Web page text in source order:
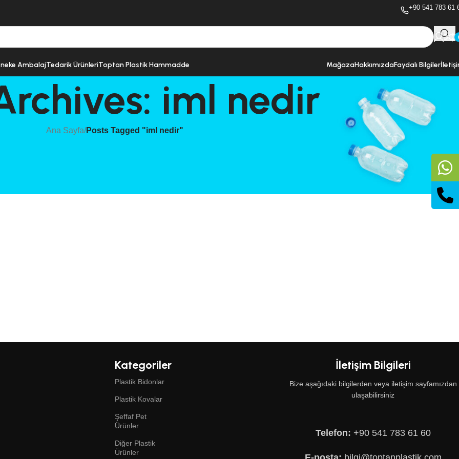
+90 541 783 61
AmbalajTedarik ÜrünleriToptan Plastik Hammadde MağazaHakkımızdaFaydalı Bilgiler
iml nedir
Ana Sayfa/Posts Tagged "iml nedir"
Kategoriler
Plastik Bidonlar
Plastik Kovalar
Şeffaf Pet
Ürünler
Diğer Plastik
Ürünler
İletişim Bilgileri
Bize aşağıdaki bilgilerden veya iletişim sayfamızdan
ulaşabilirsiniz
Telefon: +90 541 783 61 60